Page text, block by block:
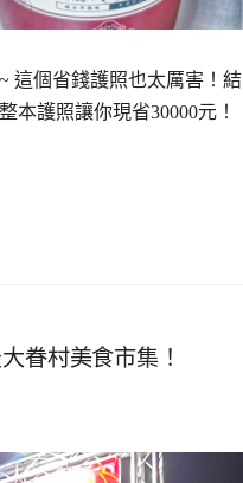
這個省錢護照也太厲害！結
護照讓你現省30000元！
眷村美食市集！